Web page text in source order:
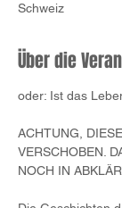
Schweiz
Über die
oder: Ist das
ACHTUNG,
VERSCHOBEN.
NOCH IN